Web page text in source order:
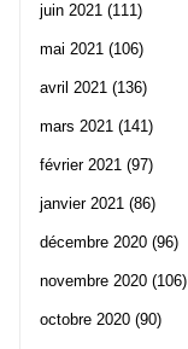
juin 2021 (111)
mai 2021 (106)
avril 2021 (136)
mars 2021 (141)
février 2021 (97)
janvier 2021 (86)
décembre 2020 (96)
novembre 2020 (106)
octobre 2020 (90)